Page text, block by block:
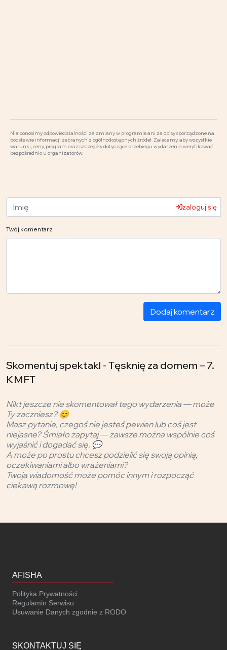
Nie ponosimy odpowiedzialności za zmiany w programie ani za opisy sporządzone na
podstawie informacji zebranych z ogólnodostępnych źródeł. Zalecamy, aby wszystkie
warunki, ceny, program oraz szczegóły dotyczące przebiegu wydarzenia weryfikować
bezpośrednio u organizatorów.
zaloguj się
Twój komentarz
Dodaj komentarz
Skomentuj spektakl - Tęsknię za domem – 7.
KMFT
Nikt jeszcze nie skomentował tego wydarzenia — może
Ty zaczniesz? 😊
Masz pytanie, czegoś nie jesteś pewien lub coś jest
niejasne? Śmiało zapytaj — zawsze można wspólnie coś
wyjaśnić i dogadać się. 💬
A może po prostu chcesz podzielić się swoją opinią,
oczekiwaniami albo wrażeniami?
Twoja wiadomość może pomóc innym i rozpocząć
ciekawą rozmowę!
AFISHA
Polityka Prywatności
Regulamin Serwisu
Usuwanie Danych zgodnie z RODO
SKONTAKTUJ SIĘ